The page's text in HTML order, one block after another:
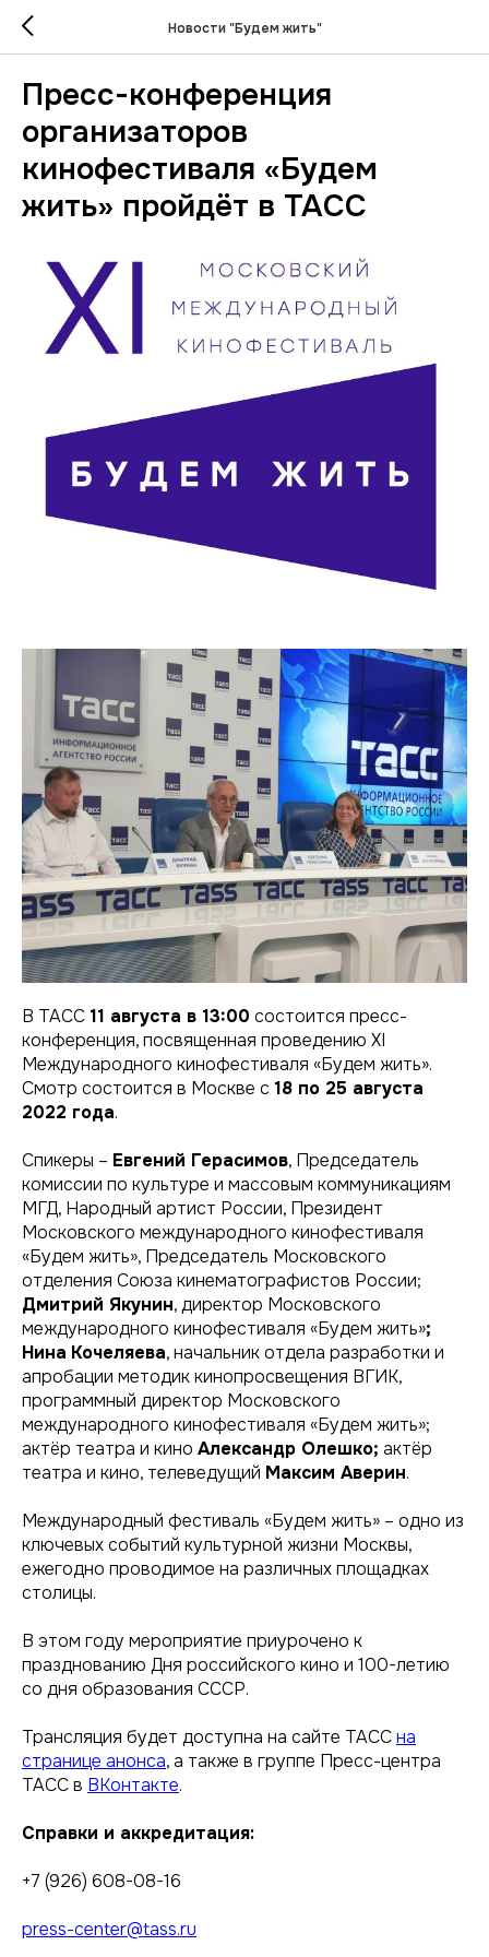
Новости "Будем жить"
Пресс-конференция
организаторов
кинофестиваля «Будем
жить» пройдёт в ТАСС
В ТАСС 11 августа в 13:00 состоится пресс-
конференция, посвященная проведению XI
Международного кинофестиваля «Будем жить».
Смотр состоится в Москве с 18 по 25 августа
2022 года.
Спикеры – Евгений Герасимов, Председатель
комиссии по культуре и массовым коммуникациям
МГД, Народный артист России, Президент
Московского международного кинофестиваля
«Будем жить», Председатель Московского
отделения Союза кинематографистов России;
Дмитрий Якунин, директор Московского
международного кинофестиваля «Будем жить»;
Нина Кочеляева, начальник отдела разработки и
апробации методик кинопросвещения ВГИК,
программный директор Московского
международного кинофестиваля «Будем жить»;
актёр театра и кино Александр Олешко; актёр
театра и кино, телеведущий Максим Аверин.
Международный фестиваль «Будем жить» – одно из
ключевых событий культурной жизни Москвы,
ежегодно проводимое на различных площадках
столицы.
В этом году мероприятие приурочено к
празднованию Дня российского кино и 100-летию
со дня образования СССР.
Трансляция будет доступна на сайте ТАССна
странице анонса, а также в группе Пресс-центра
ТАСС в ВКонтакте.
Справки и аккредитация:
+7 (926) 608-08-16
press-center@tass.ru